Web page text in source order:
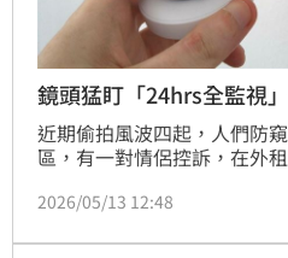
鏡頭猛盯「24hrs全監視
近期偷拍風波四起，人們防
區，有一對情侶控訴，在外
報警，涉案的47歲楊姓男子
2026/05/13 12:48